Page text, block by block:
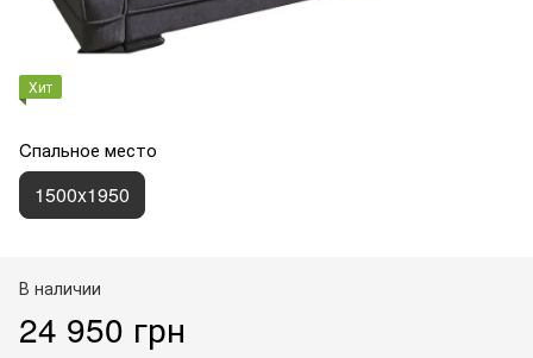
Хит
Cпальное место
1500x1950
В наличии
24 950 грн